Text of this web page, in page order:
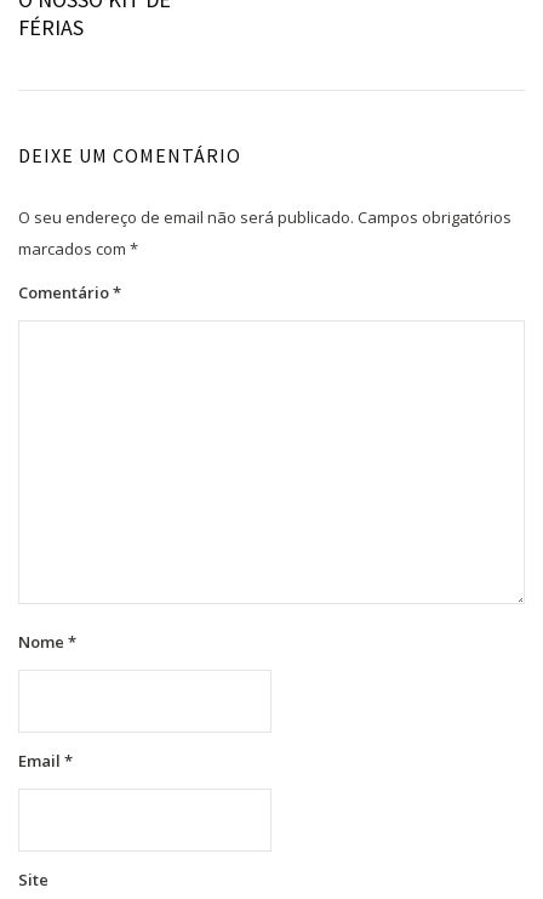
de
FÉRIAS
DEIXE UM COMENTÁRIO
O seu endereço de email não será publicado. Campos obrigatórios
marcados com *
Comentário*
Nome *
Email *
Site